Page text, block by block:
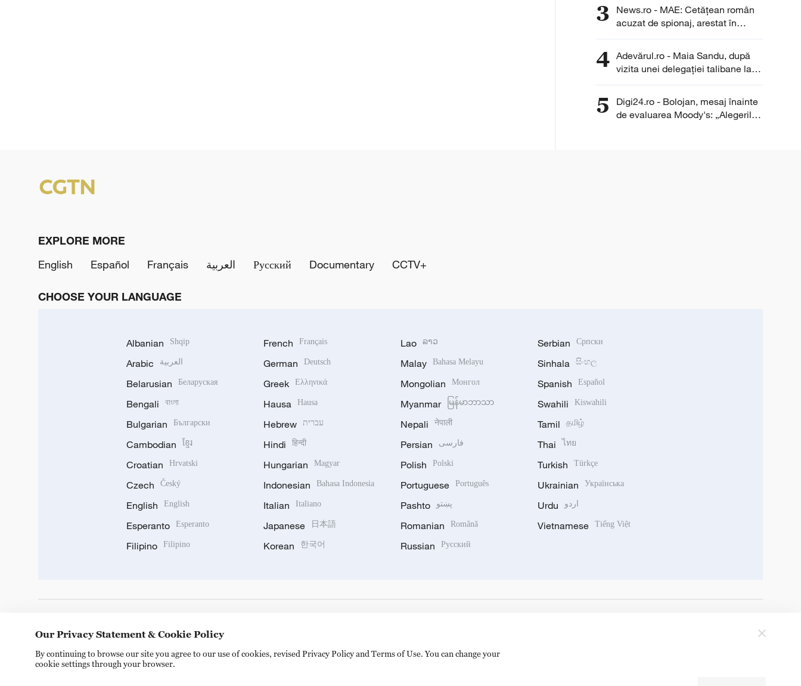
posturi scoase la concurs
3
News.ro - MAE: Cetăţean român
acuzat de spionaj, arestat în
Germania/ Nu au fost înregistrate
din partea cetăţeanului sau a
familiei sale
4 Adevărul.ro - Maia Sandu, după
vizita unei delegației talibane la
Chișinău: „Este rușinos că
documentează”
5
Digi24.ro - Bolojan, mesaj înainte
de evaluarea Moody's: „Alegerile
EXPLORE MORE
English
Español Français العربية Русский Documentary CCTV+
CHOOSE YOUR LANGUAGE
Albanian Shqip
Arabic العربية
Belarusian Беларуская
Bengali বাংলা
Bulgarian Български
Cambodian ខ្មែរ
Croatian Hrvatski
Czech Český
English English
Esperanto Esperanto
Filipino Filipino
French Français
German Deutsch
Greek Ελληνικά
Hausa Hausa
Hebrew עברית
Hindi हिन्दी
Hungarian Magyar
Indonesian Bahasa Indonesia
Italian Italiano
Japanese 日本語
Korean 한국어
Lao ລາວ
Malay Bahasa Melayu
Mongolian Монгол
Myanmar မြန်မာဘာသာ
Nepali नेपाली
Persian فارسی
Polish Polski
Portuguese Português
Pashto پښتو
Romanian Română
Russian Русский
Serbian Српски
Sinhala සිංහල
Spanish Español
Swahili Kiswahili
Tamil தமிழ்
Thai ไทย
Turkish Türkçe
Ukrainian Українська
Urdu اردو
Vietnamese Tiếng Việt
Our Privacy Statement & Cookie Policy
By continuing to browse our site you agree to our use of cookies, revised Privacy Policy and Terms of Use. You can change your
cookie settings through your browser.